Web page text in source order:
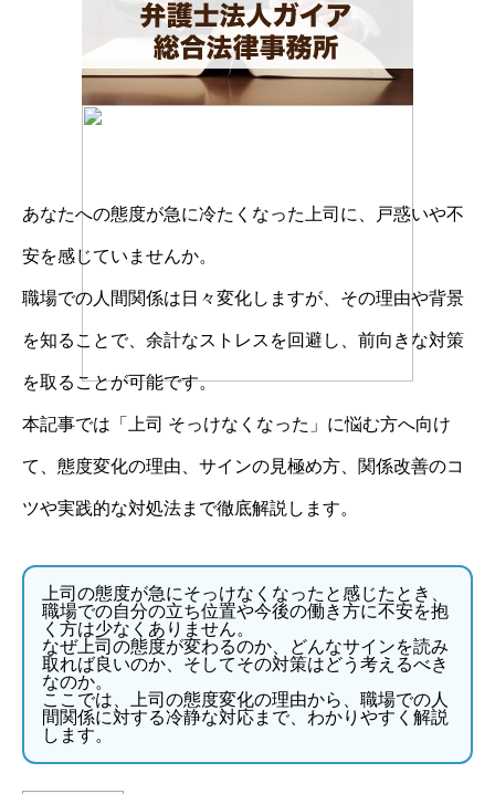
あなたへの態度が急に冷たくなった上司に、戸惑いや不
安を感じていませんか。
職場での人間関係は日々変化しますが、その理由や背景
を知ることで、余計なストレスを回避し、前向きな対策
を取ることが可能です。
本記事では「上司 そっけなくなった」に悩む方へ向け
て、態度変化の理由、サインの見極め方、関係改善のコ
ツや実践的な対処法まで徹底解説します。
上司の態度が急にそっけなくなったと感じたとき、
職場での自分の立ち位置や今後の働き方に不安を抱
く方は少なくありません。
なぜ上司の態度が変わるのか、どんなサインを読み
取れば良いのか、そしてその対策はどう考えるべき
なのか。
ここでは、上司の態度変化の理由から、職場での人
間関係に対する冷静な対応まで、わかりやすく解説
します。